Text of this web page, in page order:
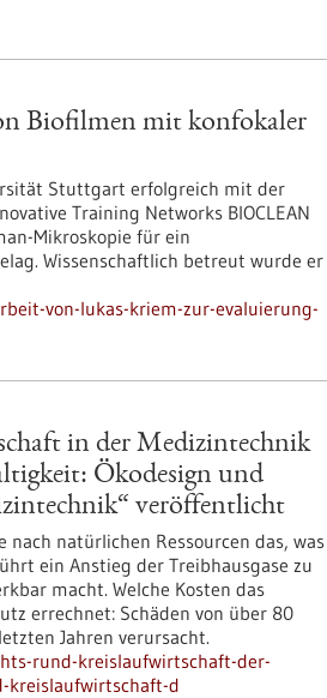
Biofilmen mit konfokaler
Stuttgart erfolgreich mit der
Training Networks BIOCLEAN
Mikroskopie für ein
Wissenschaftlich betreut wurde er
von-lukas-kriem-zur-evaluierung-
in der Medizintechnik
Ökodesign und
veröffentlicht
natürlichen Ressourcen das, was
ein Anstieg der Treibhausgase zu
macht. Welche Kosten das
errechnet: Schäden von über 80
Jahren verursacht.
rund-kreislaufwirtschaft-der-
kreislaufwirtschaft-d